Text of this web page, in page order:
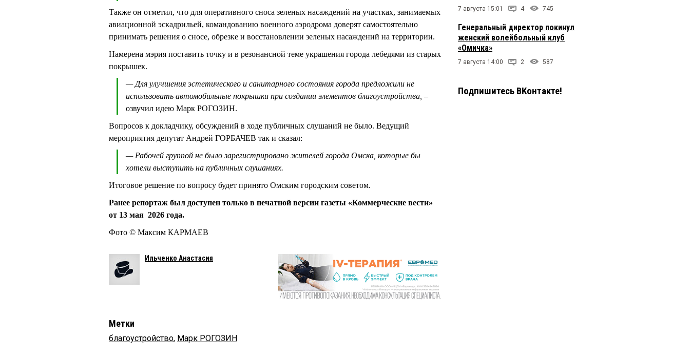
Также он отметил, что для оперативного сноса зеленых насаждений на участках, занимаемых
авиационной эскадрильей, командованию военного аэродрома доверят самостоятельно
принимать решения о сносе, обрезке и восстановлении зеленых насаждений на территории.
Намерена мэрия поставить точку и в резонансной теме украшения города лебедями из старых
покрышек.
— Для улучшения эстетического и санитарного состояния города предложили не
использовать автомобильные покрышки при создании элементов благоустройства, –
озвучил идею Марк РОГОЗИН.
Вопросов к докладчику, обсуждений в ходе публичных слушаний не было. Ведущий
мероприятия депутат Андрей ГОРБАЧЕВ так и сказал:
— Рабочей группой не было зарегистрировано жителей города Омска, которые бы
хотели выступить на публичных слушаниях.
Итоговое решение по вопросу будет принято Омским городским советом.
Ранее репортаж был доступен только в печатной версии газеты «Коммерческие вести»
от 13 мая 2026 года.
Фото © Максим КАРМАЕВ
Ильченко Анастасия
Метки
благоустройство, Марк РОГОЗИН
7 августа 15:01 4 745
Генеральный директор покинул
женский волейбольный клуб
«Омичка»
7 августа 14:00 2 587
Подпишитесь ВКонтакте!